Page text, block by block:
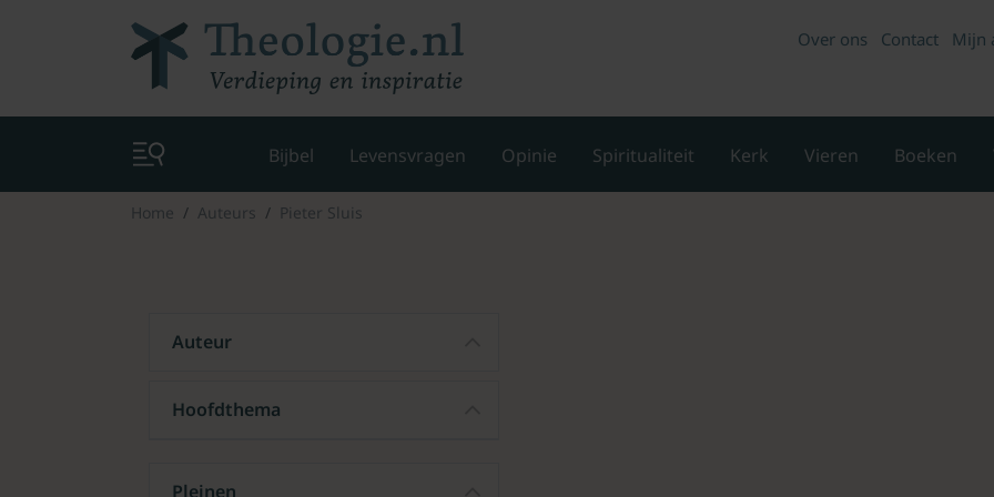
Over ons Contact Mijn
Bijbel Levensvragen Opinie Spiritualiteit Kerk Vieren Boeken
Home Auteurs Pieter Sluis
Auteur
Hoofdthema
Pleinen